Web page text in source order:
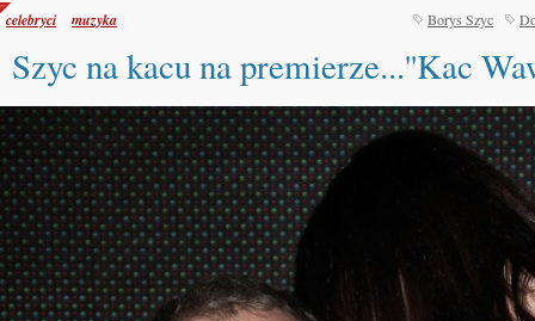
celebryci muzyka Borys Szyc
Szyc na kacu na premierze...''Kac